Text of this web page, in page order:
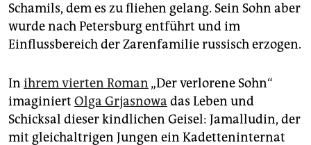
Schamils, dem es zu fliehen gelang. Sein Sohn aber
wurde nach Petersburg entführt und im
Einflussbereich der Zarenfamilie russisch erzogen.
In ihrem vierten Roman „Der verlorene Sohn“
imaginiert Olga Grjasnowa das Leben und
Schicksal dieser kindlichen Geisel: Jamalludin, der
mit gleichaltrigen Jungen ein Kadetteninternat